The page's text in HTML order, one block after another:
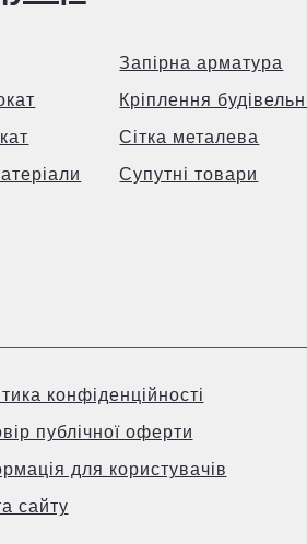
Запірна арматура
Кріплення
Сітка металева
Супутні товари
конфіденційності
публічної оферти
для користувачів
сайту